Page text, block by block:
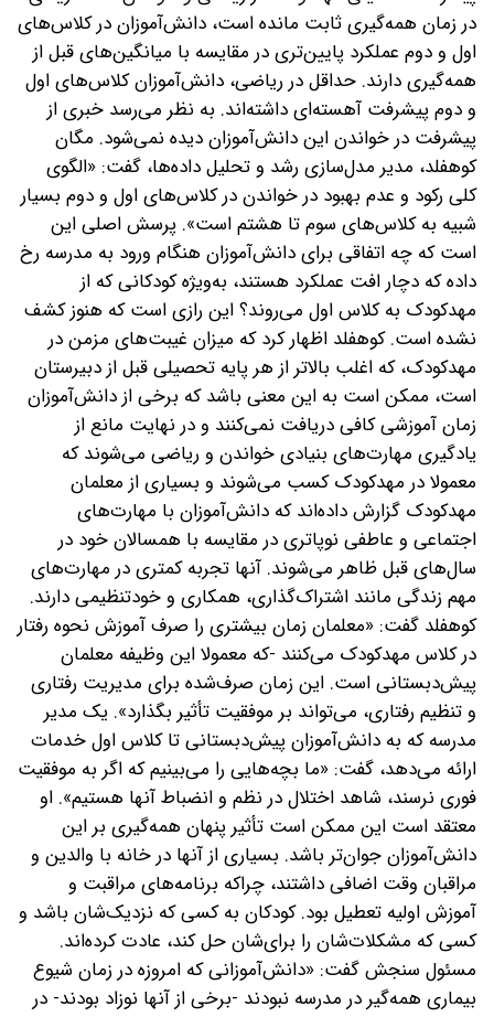
در زمان همه‌گیری ثابت مانده است، دانش‌آموزان در کلاس‌های
اول و دوم عملکرد پایین‌تری در مقایسه با میانگین‌های قبل از
همه‌گیری دارند. حداقل در ریاضی، دانش‌آموزان کلاس‌های اول
و دوم پیشرفت آهسته‌ای داشته‌اند. به نظر می‌رسد خبری از
پیشرفت در خواندن این دانش‌آموزان دیده نمی‌شود. مگان
کوهفلد، مدیر مدل‌سازی رشد و تحلیل داده‌ها، گفت: «الگوی
کلی رکود و عدم بهبود در خواندن در کلاس‌های اول و دوم بسیار
شبیه به کلاس‌های سوم تا هشتم است». پرسش اصلی این
است که چه اتفاقی برای دانش‌آموزان هنگام ورود به مدرسه رخ
داده که دچار افت عملکرد هستند، به‌ویژه کودکانی که از
مهدکودک به کلاس اول می‌روند؟ این رازی است که هنوز کشف
نشده است. کوهفلد اظهار کرد که میزان غیبت‌های مزمن در
مهدکودک، که اغلب بالاتر از هر پایه تحصیلی قبل از دبیرستان
است، ممکن است به این معنی باشد که برخی از دانش‌آموزان
زمان آموزشی کافی دریافت نمی‌کنند و در نهایت مانع از
یادگیری مهارت‌های بنیادی خواندن و ریاضی می‌شوند که
معمولا در مهدکودک کسب می‌شوند و بسیاری از معلمان
مهدکودک گزارش داده‌اند که دانش‌آموزان با مهارت‌های
اجتماعی و عاطفی نوپاتری در مقایسه با همسالان خود در
سال‌های قبل ظاهر می‌شوند. آنها تجربه کمتری در مهارت‌های
مهم زندگی مانند اشتراک‌گذاری، همکاری و خودتنظیمی دارند.
کوهفلد گفت: «معلمان زمان بیشتری را صرف آموزش نحوه رفتار
در کلاس مهدکودک می‌کنند -که معمولا این وظیفه معلمان
پیش‌دبستانی است. این زمان صرف‌شده برای مدیریت رفتاری
و تنظیم رفتاری، می‌تواند بر موفقیت تأثیر بگذارد». یک مدیر
مدرسه که به دانش‌آموزان پیش‌دبستانی تا کلاس اول خدمات
ارائه می‌دهد، گفت: «ما بچه‌هایی را می‌بینیم که اگر به موفقیت
فوری نرسند، شاهد اختلال در نظم و انضباط آنها هستیم». او
معتقد است این ممکن است تأثیر پنهان همه‌گیری بر این
دانش‌آموزان جوان‌تر باشد. بسیاری از آنها در خانه با والدین و
مراقبان وقت اضافی داشتند، چرا‌که برنامه‌های مراقبت و
آموزش اولیه تعطیل بود. کودکان به کسی که نزدیک‌شان باشد و
کسی که مشکلات‌شان را برای‌شان حل کند، عادت کرده‌اند.
مسئول سنجش گفت: «دانش‌آموزانی که امروزه در زمان شیوع
بیماری همه‌گیر در مدرسه نبودند -برخی از آنها نوزاد بودند- در